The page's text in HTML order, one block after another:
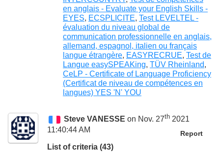
en anglais - Evaluate your English Skills -
EYES, ECSPLICITE, Test LEVELTEL -
évaluation du niveau global de
communication professionnelle en anglais,
allemand, espagnol, italien ou français
langue étrangère, EASYRECRUE, Test de
Langue easySPEAKing, TÜV Rheinland,
CeLP - Certificate of Language Proficiency
(Certificat de niveau de compétences en
langues) YES 'N' YOU
Steve VANESSE on Nov. 27th 2021
11:40:44 AM
Report
List of criteria (43)